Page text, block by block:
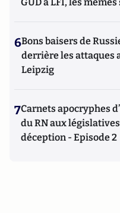
6Bons baisers de
derrière les attaques
Leipzig
7Carnets apocryphes
du RN aux
déception - Episode 2